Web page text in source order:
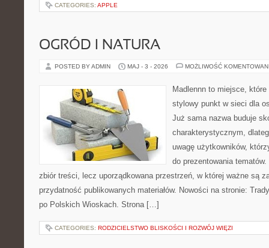
CATEGORIES: APPLE
OGRÓD I NATURA
POSTED BY ADMIN MAJ - 3 - 2026 MOŻLIWOŚĆ
Madlennn to miejsce,
stylowy punkt w sieci dla
Już sama nazwa buduje
charakterystycznym,
uwagę użytkowników,
do prezentowania
zbiór treści, lecz uporządkowana przestrzeń, w której ważne są
przydatność publikowanych materiałów. Nowości na stronie:
po Polskich Wioskach. Strona […]
CATEGORIES: RODZICIELSTWO BLISKOŚCI I ROZWÓJ WIĘZI